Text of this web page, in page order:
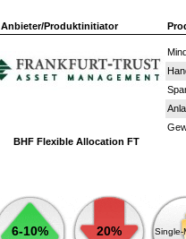
Anbieter/Produktinitiator
BHF Flexible Allocation FT
6-10% 20% Single-